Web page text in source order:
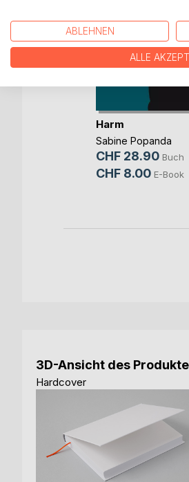
Harm
Sabine Popanda
CHF 28.90 Buch
CHF 8.00 E-Book
3D-Ansicht des
Hardcover
ABLEHNEN
ALLE